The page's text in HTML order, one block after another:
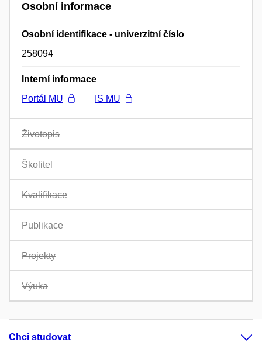
Osobní informace
Osobní identifikace - univerzitní číslo
258094
Interní informace
Portál MU
IS MU
Životopis
Školitel
Kvalifikace
Publikace
Projekty
Výuka
Chci studovat